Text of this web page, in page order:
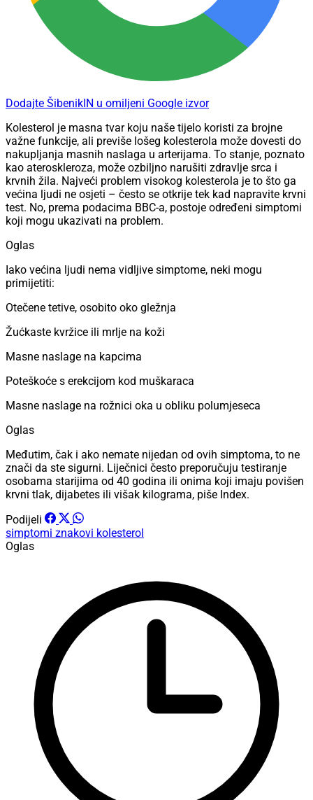
Dodajte ŠibenikIN u omiljeni Google izvor
Kolesterol je masna tvar koju naše tijelo koristi za brojne
važne funkcije, ali previše lošeg kolesterola može dovesti do
nakupljanja masnih naslaga u arterijama. To stanje, poznato
kao ateroskleroza, može ozbiljno narušiti zdravlje srca i
krvnih žila. Najveći problem visokog kolesterola je to što ga
većina ljudi ne osjeti – često se otkrije tek kad napravite krvni
test. No, prema podacima BBC-a, postoje određeni simptomi
koji mogu ukazivati na problem.
Oglas
Iako većina ljudi nema vidljive simptome, neki mogu
primijetiti:
Otečene tetive, osobito oko gležnja
Žućkaste kvržice ili mrlje na koži
Masne naslage na kapcima
Poteškoće s erekcijom kod muškaraca
Masne naslage na rožnici oka u obliku polumjeseca
Oglas
Međutim, čak i ako nemate nijedan od ovih simptoma, to ne
znači da ste sigurni. Liječnici često preporučuju testiranje
osobama starijima od 40 godina ili onima koji imaju povišen
krvni tlak, dijabetes ili višak kilograma, piše Index.
Podijeli
simptomi znakovi kolesterol
Oglas